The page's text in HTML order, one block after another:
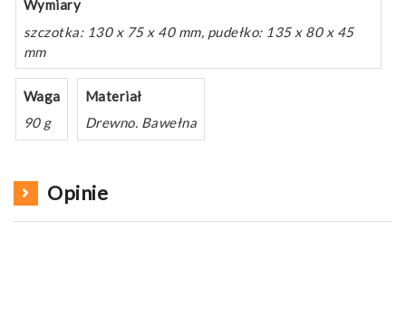
Wymiary
szczotka: 130 x 75 x 40 mm, pudełko: 135 x 80 x 45
mm
Waga
90 g
Materiał
Drewno. Bawełna
Opinie